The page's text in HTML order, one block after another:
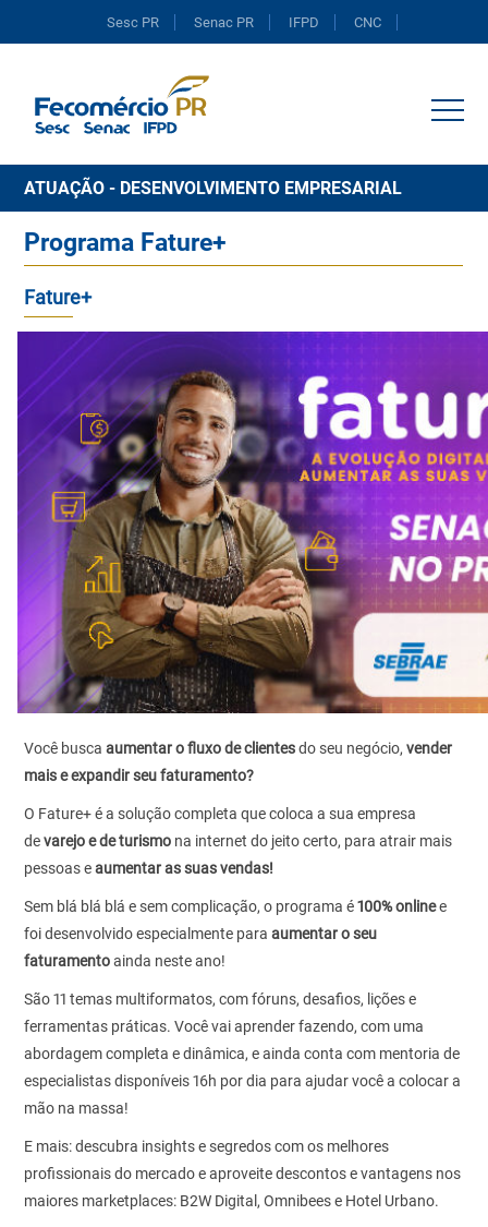
Sesc PR Senac PR IFPD CNC
ATUAÇÃO - DESENVOLVIMENTO EMPRESARIAL
Programa Fature+
Fature+
Você buscaaumentar o fluxo de clientesdo seu negócio,vender
mais e expandir seu faturamento?
O Fature+ é a solução completa que coloca a sua empresa
devarejo e de turismo na internet do jeito certo, para atrair mais
pessoas eaumentar as suas vendas!
Sem blá blá blá e sem complicação, o programa é100% onlinee
foi desenvolvido especialmente paraaumentar o seu
faturamentoainda neste ano!
São 11 temas multiformatos, com fóruns, desafios, lições e
ferramentas práticas. Você vai aprender fazendo, com uma
abordagem completa e dinâmica, e ainda conta com mentoria de
especialistas disponíveis 16h por dia para ajudar você a colocar a
mão na massa!
E mais: descubra insights e segredos com os melhores
profissionais do mercado e aproveite descontos e vantagens nos
maiores marketplaces: B2W Digital, Omnibees e Hotel Urbano.